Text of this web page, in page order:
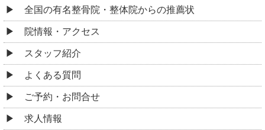
全国の有名整骨院・整体院からの推薦状
院情報・アクセス
スタッフ紹介
よくある質問
ご予約・お問合せ
求人情報